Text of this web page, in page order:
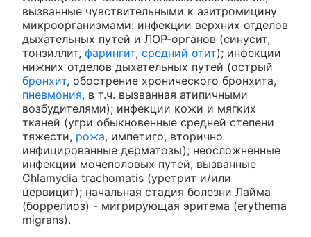
вызванные чувствительными к азитромицину
микроорганизмами: инфекции верхних отделов
дыхательных путей и ЛОР-органов (синусит,
тонзиллит, фарингит, средний отит); инфекции
нижних отделов дыхательных путей (острый
бронхит, обострение хронического бронхита,
пневмония, в т.ч. вызванная атипичными
возбудителями); инфекции кожи и мягких
тканей (угри обыкновенные средней степени
тяжести, рожа, импетиго, вторично
инфицированные дерматозы); неосложненные
инфекции мочеполовых путей, вызванные
Chlamydia trachomatis (уретрит и/или
цервицит); начальная стадия болезни Лайма
(боррелиоз) - мигрирующая эритема (erythema
migrans).